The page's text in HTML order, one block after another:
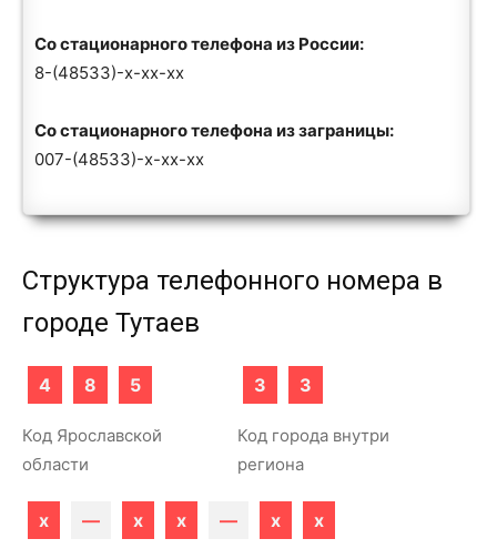
Со стационарного телефона из России:
8-(48533)-x-xx-xx
Со стационарного телефона из заграницы:
007-(48533)-x-xx-xx
Структура телефонного номера в
городе Тутаев
4 8 5
Код Ярославской
области
3 3
Код города внутри
региона
x — x x — x x